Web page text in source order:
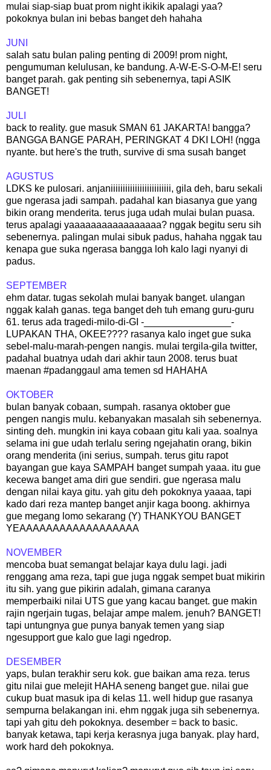
mulai siap-siap buat prom night ikikik apalagi yaa?
pokoknya bulan ini bebas banget deh hahaha
JUNI
salah satu bulan paling penting di 2009! prom night,
pengumuman kelulusan, ke bandung. A-W-E-S-O-M-E! seru
banget parah. gak penting sih sebenernya, tapi ASIK
BANGET!
JULI
back to reality. gue masuk SMAN 61 JAKARTA! bangga?
BANGGA BANGE PARAH, PERINGKAT 4 DKI LOH! (ngga
nyante. but here's the truth, survive di sma susah banget
AGUSTUS
LDKS ke pulosari. anjaniiiiiiiiiiiiiiiiiiiiiiiii, gila deh, baru sekali
gue ngerasa jadi sampah. padahal kan biasanya gue yang
bikin orang menderita. terus juga udah mulai bulan puasa.
terus apalagi yaaaaaaaaaaaaaaaaa? nggak begitu seru sih
sebenernya. palingan mulai sibuk padus, hahaha nggak tau
kenapa gue suka ngerasa bangga loh kalo lagi nyanyi di
padus.
SEPTEMBER
ehm datar. tugas sekolah mulai banyak banget. ulangan
nggak kalah ganas. tega banget deh tuh emang guru-guru
61. terus ada tragedi-milo-di-GI -________________-
LUPAKAN THA, OKEE???? rasanya kalo inget gue suka
sebel-malu-marah-pengen nangis. mulai tergila-gila twitter,
padahal buatnya udah dari akhir taun 2008. terus buat
maenan #padanggaul ama temen sd HAHAHA
OKTOBER
bulan banyak cobaan, sumpah. rasanya oktober gue
pengen nangis mulu. kebanyakan masalah sih sebenernya.
sinting deh. mungkin ini kaya cobaan gitu kali yaa. soalnya
selama ini gue udah terlalu sering ngejahatin orang, bikin
orang menderita (ini serius, sumpah. terus gitu rapot
bayangan gue kaya SAMPAH banget sumpah yaaa. itu gue
kecewa banget ama diri gue sendiri. gue ngerasa malu
dengan nilai kaya gitu. yah gitu deh pokoknya yaaaa, tapi
kado dari reza mantep banget anjir kaga boong. akhirnya
gue megang lomo sekarang (Y) THANKYOU BANGET
YEAAAAAAAAAAAAAAAAAA
NOVEMBER
mencoba buat semangat belajar kaya dulu lagi. jadi
renggang ama reza, tapi gue juga nggak sempet buat mikirin
itu sih. yang gue pikirin adalah, gimana caranya
memperbaiki nilai UTS gue yang kacau banget. gue makin
rajin ngerjain tugas, belajar ampe malem. jenuh? BANGET!
tapi untungnya gue punya banyak temen yang siap
ngesupport gue kalo gue lagi ngedrop.
DESEMBER
yaps, bulan terakhir seru kok. gue baikan ama reza. terus
gitu nilai gue melejit HAHA seneng banget gue. nilai gue
cukup buat masuk ipa di kelas 11. well hidup gue rasanya
sempurna belakangan ini. ehm nggak juga sih sebenernya.
tapi yah gitu deh pokoknya. desember = back to basic.
banyak ketawa, tapi kerja kerasnya juga banyak. play hard,
work hard deh pokoknya.